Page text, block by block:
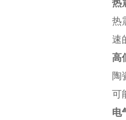
热
热
速
高
陶
可
电